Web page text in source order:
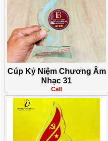
Cúp Kỷ Niệm Chương Âm
Nhạc 31
Call